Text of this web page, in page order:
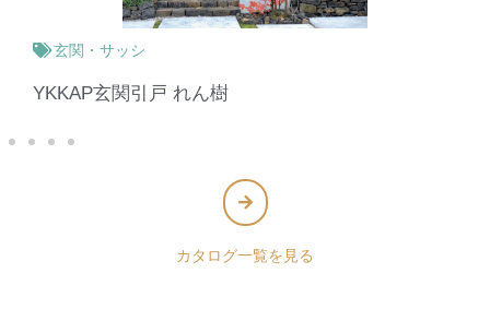
玄関・サッシ
YKKAP玄関引戸 れん樹
カタログ一覧を見る